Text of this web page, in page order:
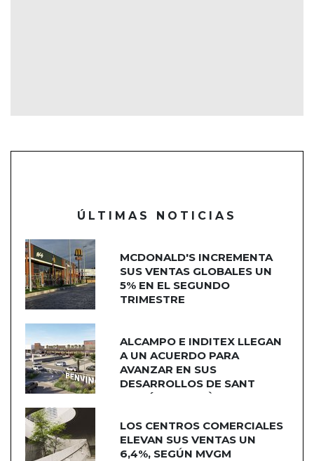
ÚLTIMAS NOTICIAS
MCDONALD'S INCREMENTA
SUS VENTAS GLOBALES UN
5% EN EL SEGUNDO
TRIMESTRE
ALCAMPO E INDITEX LLEGAN
A UN ACUERDO PARA
AVANZAR EN SUS
DESARROLLOS DE SANT
ADRIÁN DE BESÒS
LOS CENTROS COMERCIALES
ELEVAN SUS VENTAS UN
6,4%, SEGÚN MVGM